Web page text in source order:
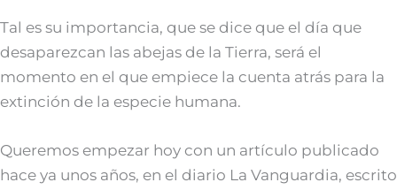
Tal es su importancia, que se dice que el día que
desaparezcan las abejas de la Tierra, será el
momento en el que empiece la cuenta atrás para la
extinción de la especie humana.
Queremos empezar hoy con un artículo publicado
hace ya unos años, en el diario La Vanguardia, escrito